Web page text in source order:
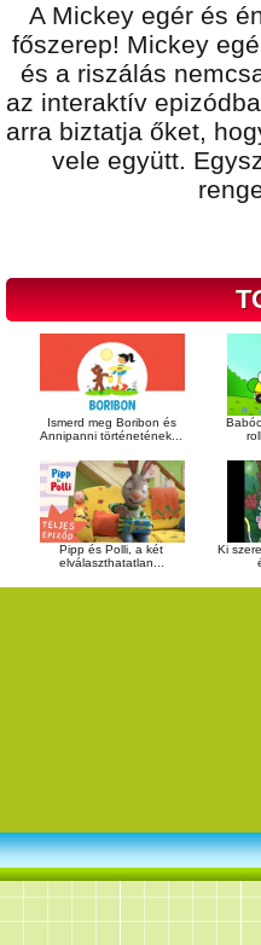
A Mickey egér és
főszerep! Mickey
és a riszálás
az interaktív
arra biztatja őket,
vele együtt.
Ismerd meg Boribon és
Annipanni történetének...
Pipp és Polli, a két
elválaszthatatlan...
Ki